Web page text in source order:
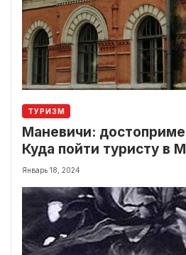
ТУРИЗМ
Маневичи:
Куда пойти туристу в
Январь 18, 2024